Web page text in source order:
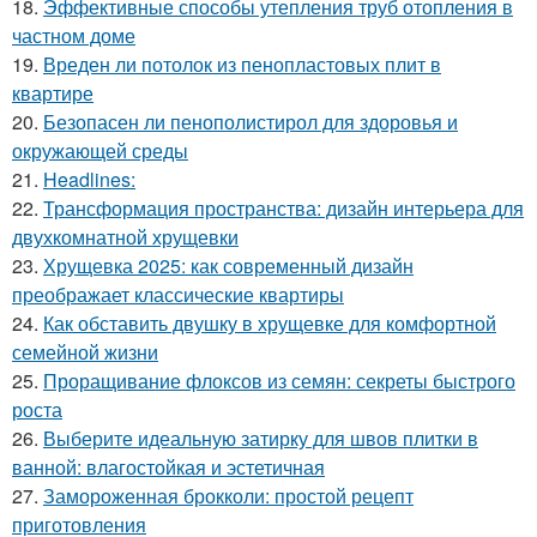
18. Эффективные способы утепления труб отопления в
частном доме
19. Вреден ли потолок из пенопластовых плит в
квартире
20. Безопасен ли пенополистирол для здоровья и
окружающей среды
21. Headlines:
22. Трансформация пространства: дизайн интерьера для
двухкомнатной хрущевки
23. Хрущевка 2025: как современный дизайн
преображает классические квартиры
24. Как обставить двушку в хрущевке для комфортной
семейной жизни
25. Проращивание флоксов из семян: секреты быстрого
роста
26. Выберите идеальную затирку для швов плитки в
ванной: влагостойкая и эстетичная
27. Замороженная брокколи: простой рецепт
приготовления